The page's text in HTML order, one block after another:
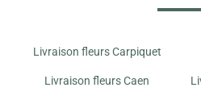
Livraison fleurs Carpiquet
Livraison fleurs Caen